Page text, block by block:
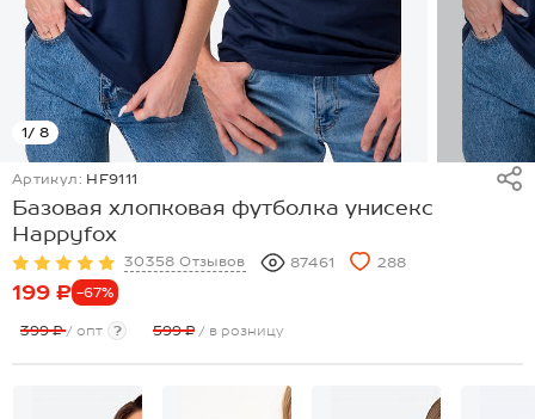
1/ 8
Артикул: HF9111
Базовая хлопковая футболка унисекс
Happyfox
30358 Отзывов 87461 288
199 ₽ -67%
399 ₽/ опт ? 599 ₽ / в розницу